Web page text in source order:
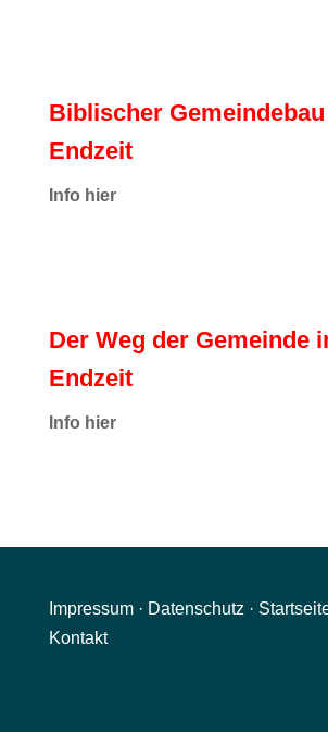
Biblischer
Endzeit
Info hier
Der Weg der Gemeinde
Endzeit
Info hier
Impressum· Datenschutz ·
Kontakt